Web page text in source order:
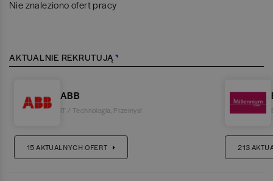
Nie znaleziono ofert pracy
AKTUALNIE REKRUTUJĄ
ABB
IT / Technologia Przemysł
15AKTUALNYCH OFERT 213